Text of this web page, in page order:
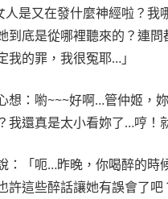
人是又在發什麼神經啦？我
到底是從哪裡聽來的？連問
我的罪，我很冤耶…」
想：喲~~~好啊…管仲姬，
我還真是太小看妳了…哼！
：「呃…昨晚，你喝醉的時
許這些醉話讓她有誤會了